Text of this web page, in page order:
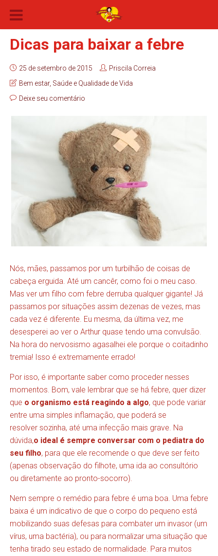
Dicas para baixar a febre
25 de setembro de 2015
Priscila Correia
Bem estar, Saúde e Qualidade de Vida
Deixe seu comentário
Nós, mães, passamos por um turbilhão de coisas de
cabeça erguida. Até um cancêr, como foi o meu caso.
Mas ver um filho com febre derruba qualquer gigante! Já
passamos por situações assim dezenas de vezes, mas
cada vez é diferente. Eu mesma, da última vez, me
desesperei ao ver o Arthur quase tendo uma convulsão.
Na hora do nervosismo agasalhei ele porque o coitadinho
tremia! Isso é extremamente errado!
Por isso, é importante saber como proceder nesses
momentos. Bom, vale lembrar que se há febre, quer dizer
que o organismo está reagindo a algo, que pode variar
entre uma simples inflamação, que poderá se
resolver sozinha, até uma infecção mais grave. Na
dúvida,o ideal é sempre conversar com o pediatra do
seu filho, para que ele recomende o que deve ser feito
(apenas observação do filhote, uma ida ao consultório
ou diretamente ao pronto-socorro).
Nem sempre o remédio para febre é uma boa. Uma febre
baixa é um indicativo de que o corpo do pequeno está
mobilizando suas defesas para combater um invasor (um
vírus, uma bactéria), ou para normalizar uma situação que
tenha tirado seu estado de normalidade. Para muitos